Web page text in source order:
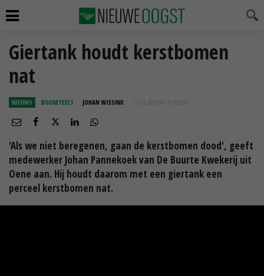
Giertank houdt kerstbomen
nat
NIEUWS BOOMTEELT JOHAN WISSINK 11 JUL 2018 OM 11:09
'Als we niet beregenen, gaan de kerstbomen dood', geeft
medewerker Johan Pannekoek van De Buurte Kwekerij uit
Oene aan. Hij houdt daarom met een giertank een
perceel kerstbomen nat.